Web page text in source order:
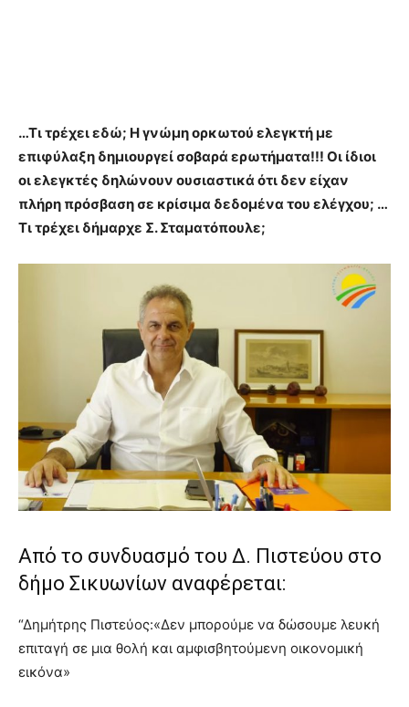
…Τι τρέχει εδώ; Η γνώμη ορκωτού ελεγκτή με
επιφύλαξη δημιουργεί σοβαρά ερωτήματα!!! Οι ίδιοι
οι ελεγκτές δηλώνουν ουσιαστικά ότι δεν είχαν
πλήρη πρόσβαση σε κρίσιμα δεδομένα του ελέγχου; …
Τι τρέχει δήμαρχε Σ. Σταματόπουλε;
Από το συνδυασμό του Δ. Πιστεύου στο
δήμο Σικυωνίων αναφέρεται:
“Δημήτρης Πιστεύος:«Δεν μπορούμε να δώσουμε λευκή
επιταγή σε μια θολή και αμφισβητούμενη οικονομική
εικόνα»